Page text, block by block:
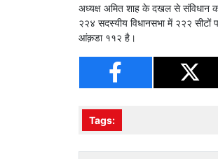
अध्यक्ष अमित शाह के दखल से संविधान का
२२४ सदस्यीय विधानसभा में २२२
आंक़डा ११२ है।
Tags: